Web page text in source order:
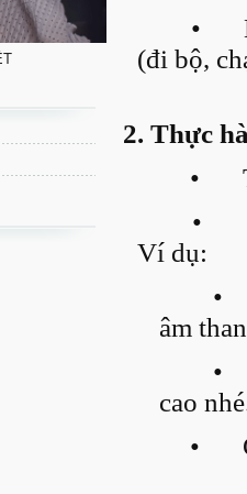
•
(đi bộ,
2. Thực
•
•
Ví dụ:
•
âm
•
cao
•